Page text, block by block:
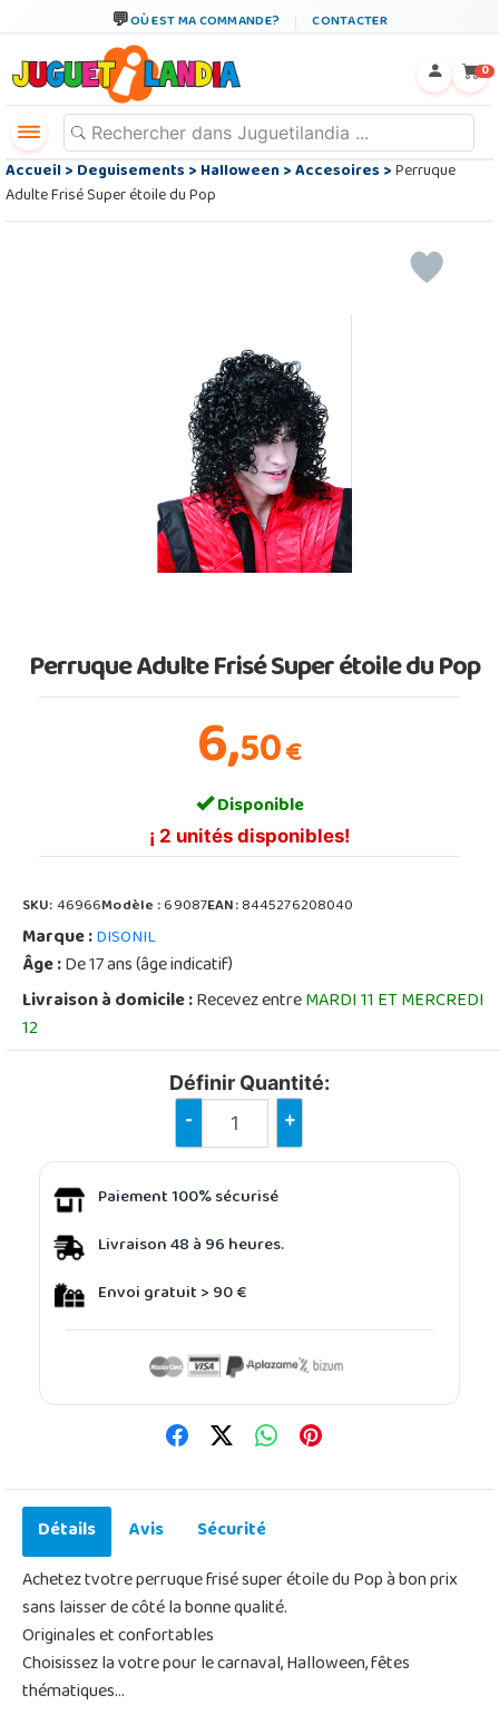
OÙ EST MA COMMANDE? CONTACTER
0
Accueil>Deguisements>Halloween>Accesoires>Perruque
Adulte Frisé Super étoile du Pop
Perruque Adulte Frisé Super étoile du Pop
6,50€
Disponible
¡ 2 unités disponibles!
SKU:46966Modèle :69087EAN:8445276208040
Marque :DISONIL
Âge :De 17 ans (âge indicatif)
Livraison à domicile :Recevez entreMARDI 11 ET MERCREDI
12
Définir Quantité:
- +
Paiement 100% sécurisé
Livraison 48 à 96 heures.
Envoi gratuit > 90 €
Détails Avis
Sécurité
Achetez tvotre perruque frisé super étoile du Pop à bon prix
sans laisser de côté la bonne qualité.
Originales et confortables
Choisissez la votre pour le carnaval, Halloween, fêtes
thématiques...